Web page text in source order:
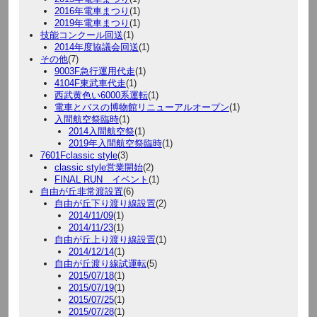
2016年電車まつり (1)
2019年電車まつり (1)
技能コンクール回送(1)
2014年度協議会回送(1)
その他(7)
9003F急行運用代走(1)
4104F東武車代走(1)
西武黄色い6000系運転(1)
電車とバスの博物館リニューアルオープン(1)
入間航空祭臨時(1)
2014入間航空祭(1)
2019年入間航空祭臨時(1)
7601Fclassic style(3)
classic style営業開始(2)
FINAL RUN イベント (1)
自由が丘非常渡設置(6)
自由が丘下り渡り線設置(2)
2014/11/09(1)
2014/11/23(1)
自由が丘上り渡り線設置(1)
2014/12/14(1)
自由が丘渡り線試運転(5)
2015/07/18(1)
2015/07/19(1)
2015/07/25(1)
2015/07/28(1)